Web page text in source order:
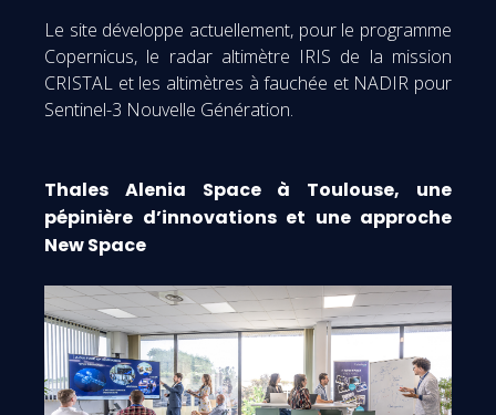
Le site développe actuellement, pour le programme
Copernicus, le radar altimètre IRIS de la mission
CRISTAL et les altimètres à fauchée et NADIR pour
Sentinel-3 Nouvelle Génération.
Thales Alenia Space à Toulouse, une
pépinière d’innovations et une approche
New Space